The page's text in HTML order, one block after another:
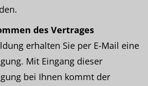
des Vertrages
erhalten Sie per E-Mail eine
Mit Eingang dieser
bei Ihnen kommt der